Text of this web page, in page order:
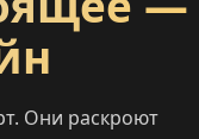
Они раскроют